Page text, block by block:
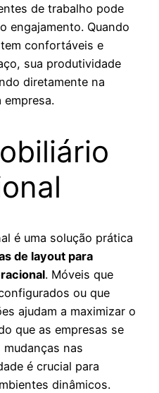
de trabalho pode
engajamento. Quando
confortáveis e
sua produtividade
diretamente na
é uma solução prática
de layout para
. Móveis que
ou que
ajudam a maximizar o
que as empresas se
nas
é crucial para
dinâmicos.